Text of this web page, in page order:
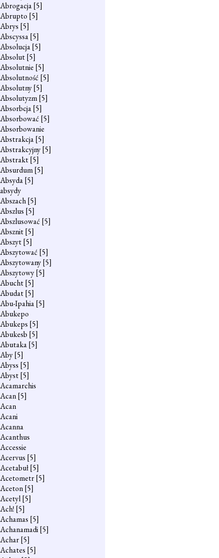
Abrogacja[5]
Abrupto [5]
Abrys [5]
Abscyssa[5]
Absolucja[5]
Absolut[5]
Absolutnie [5]
Absolutność [5]
Absolutny[5]
Absolutyzm[5]
Absorbcja[5]
Absorbować [5]
Absorbowanie
Abstrakcja[5]
Abstrakcyjny[5]
Abstrakt[5]
Absurdum[5]
Absyda[5]
absydy
Abszach[5]
Abszlus [5]
Abszlusować [5]
Absznit[5]
Abszyt[5]
Abszytować [5]
Abszytowany[5]
Abszytowy[5]
Abucht[5]
Abudat[5]
Abu-Ipahia[5]
Abukepo
Abukeps [5]
Abukesb [5]
Abutaka[5]
Aby[5]
Abyss [5]
Abyst[5]
Acamarchis
Acan[5]
Acan
Acani
Acanna
Acanthus
Accessie
Acervus [5]
Acetabuł[5]
Acetometr[5]
Aceton[5]
Acetyl[5]
Ach! [5]
Achamas [5]
Achanamadi[5]
Achar[5]
Achates [5]